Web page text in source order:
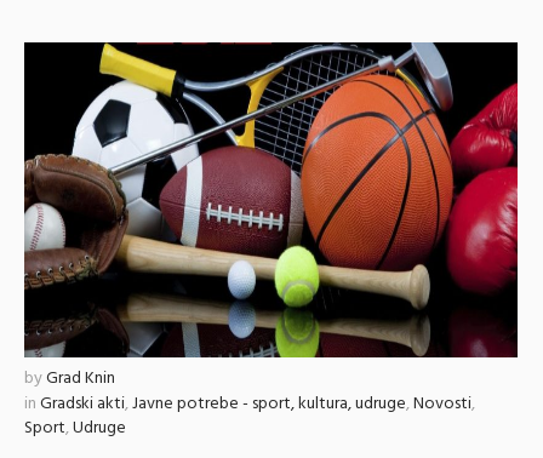
byGrad Knin
inGradski akti,Javne potrebe - sport, kultura, udruge,Novosti,
Sport,Udruge